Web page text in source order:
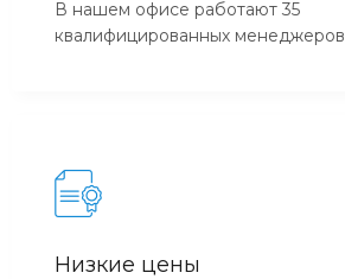
В нашем офисе работают 35
квалифицированных менеджеров
Низкие цены